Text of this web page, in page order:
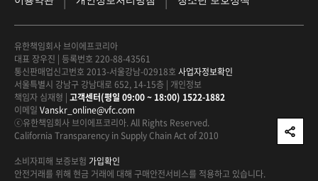
유한책임회사 브이에프코리아
대표 장우진 | 등록번호 220-88-43561
통신판매업신고번호 2013-서울강남-02918호 사업자정보확인
서울특별시 강남구 강남대로 652, 14-15층 | 개인정보
책임자 심재형 | 고객센터(평일 09:00 ~ 18:00) 1522-1882
이메일 Vanskr_online@vfc.com
ⓒ유한책임회사 브이에프코리아. All Rights Reserved.
California Transparency in Supply Chain Act of 2010
소비자피해 보증보험 가입확인
안전거래를 위해 현금 거래에 대해 구매안전서비스를 적용하고 있습니다.